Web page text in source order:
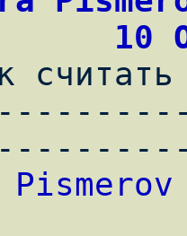
10
Pismerov